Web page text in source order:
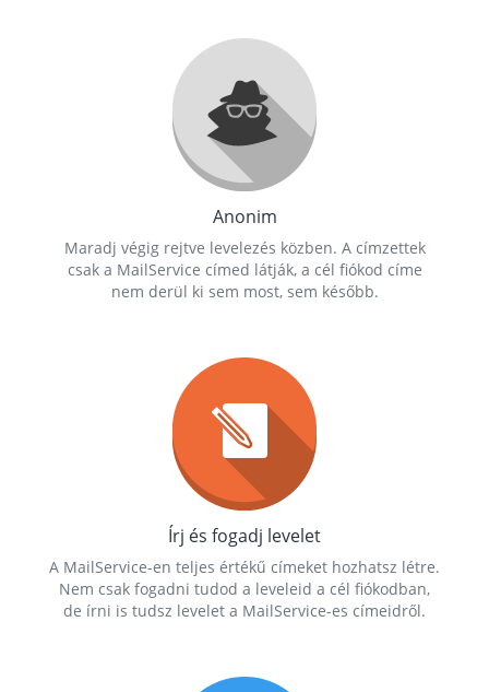
Anonim
Maradj végig rejtve levelezés közben. A címzettek
csak a MailService címed látják, a cél fiókod címe
nem derül ki sem most, sem később.
Írj és fogadj levelet
A MailService-en teljes értékű címeket hozhatsz létre.
Nem csak fogadni tudod a leveleid a cél fiókodban,
de írni is tudsz levelet a MailService-es címeidről.